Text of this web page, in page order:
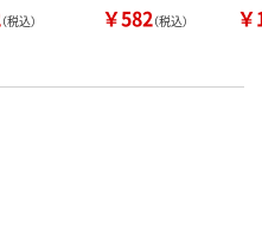
（税込） ￥582（税込）